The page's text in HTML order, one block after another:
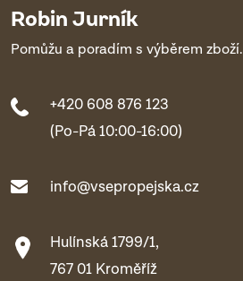
Robin Jurník
Pomůžu a poradím s výběrem zboží.
+420 608 876 123
(Po-Pá 10:00-16:00)
info@vsepropejska.cz
Hulínská 1799/1,
767 01 Kroměříž